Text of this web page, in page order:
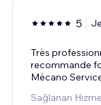
5
Très
recommande
Mécano
Sağlanan